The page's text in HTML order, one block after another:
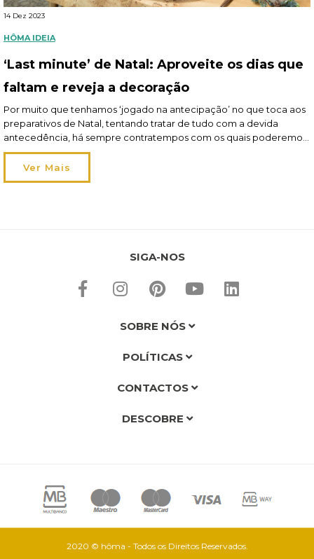
14 Dez 2023
HÔMA IDEIA
‘Last minute’ de Natal: Aproveite os dias que
faltam e reveja a decoração
Por muito que tenhamos ‘jogado na antecipação’ no que toca aos
preparativos de Natal, tentando tratar de tudo com a devida
antecedência, há sempre contratempos com os quais poderemos
confrontar-nos ou detalhes alvo de eventual esquecimento,
nomeadamente a nível de decoração. Ora, até dia 24 ainda tem
alguns dias para acomodar estas situações, aproveite-os!
Ver Mais
SIGA-NOS
SOBRE NÓS
POLÍTICAS
CONTACTOS
DESCOBRE
2020 © hôma - Todos os Direitos Reservados.